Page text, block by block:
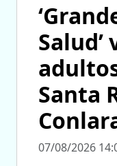
Salud’
Santa
07/08/2026